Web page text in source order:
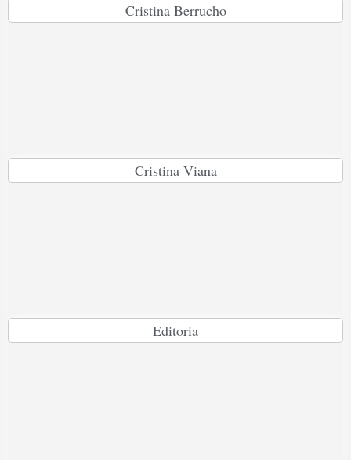
Cristina Berrucho
Cristina Viana
Editoria